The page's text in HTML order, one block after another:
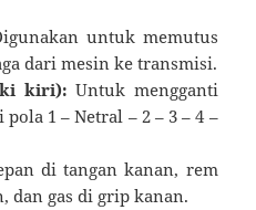
untuk memutus
dari mesin ke transmisi.
kiri): Untuk mengganti
1 – Netral – 2 – 3 – 4 –
di tangan kanan, rem
dan gas di grip kanan.